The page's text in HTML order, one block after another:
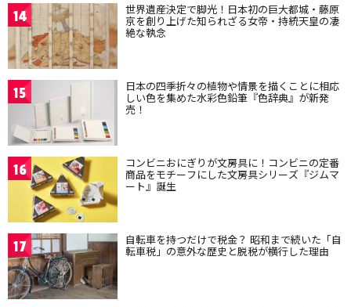
14 世界遺産決定で脚光！日本初の巨大都城・藤原
京を創り上げた知られざる女帝・持統天皇の凄
絶な執念
15 日本の四季折々の植物や情景を描くことに相応
しい色を集めた水彩色鉛筆『色辞典』が新発
売！
16 コンビニおにぎりが文房具に！コンビニの定番
商品をモチーフにした文房具シリーズ『ジムマ
ート』誕生
17 自転車を持つだけで税金？ 昭和まで続いた「自
転車税」の意外な歴史と脱税が横行した理由